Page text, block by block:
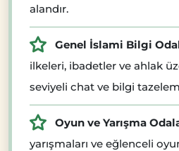
alandır.
Genel İslami Bilgi
ilkeleri, ibadetler ve ahlak
seviyeli chat ve bilgi
Oyun ve Yarışma
yarışmaları ve eğlenceli